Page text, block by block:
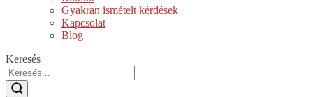
Gyakran ismételt kérdések
Kapcsolat
Blog
Keresés